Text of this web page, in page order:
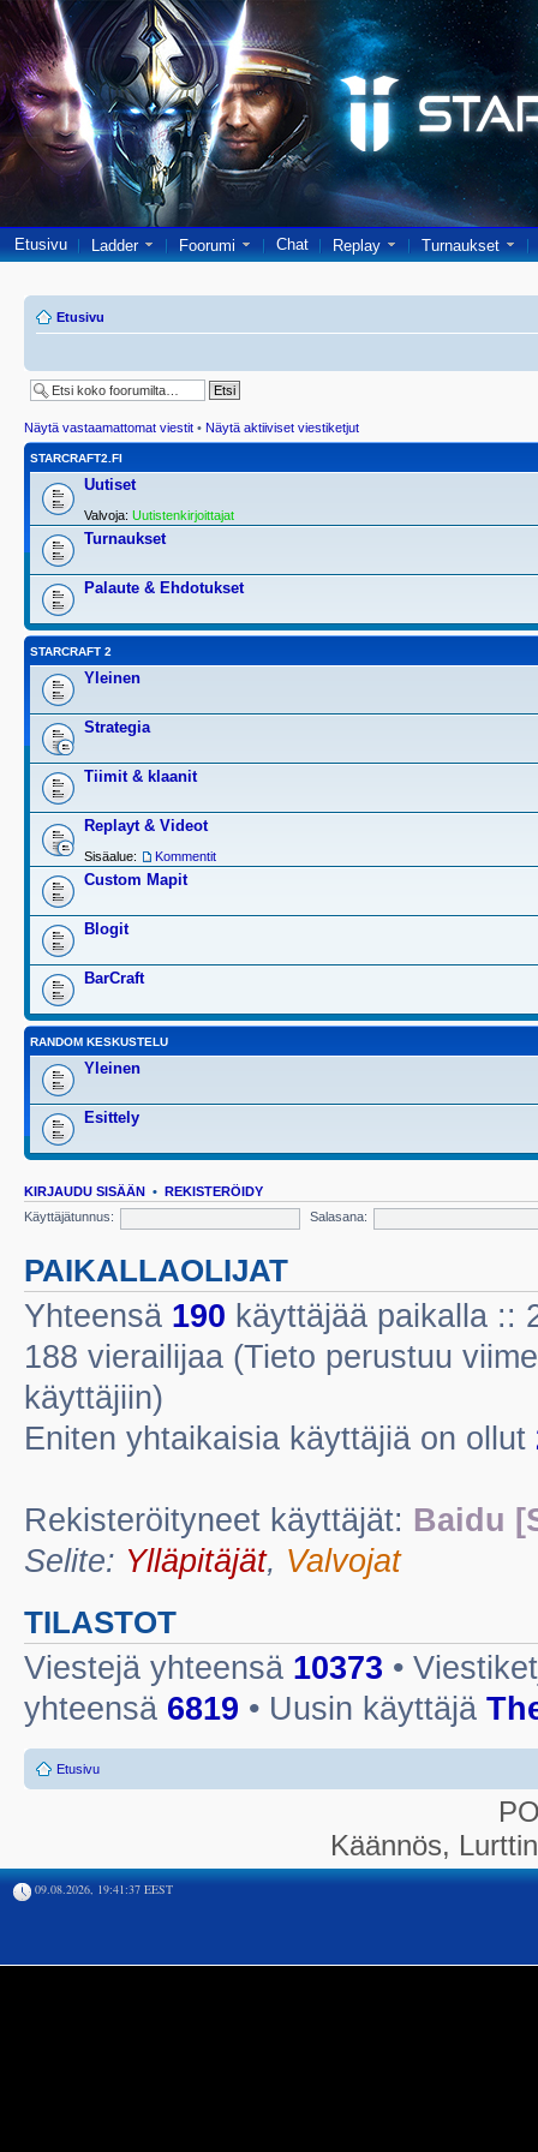
Etusivu Ladder Foorumi Chat Replay Turnaukset
Etusivu
Näytä vastaamattomat viestit • Näytä aktiiviset viestiketjut
STARCRAFT2.FI
Uutiset
Valvoja: Uutistenkirjoittajat
Turnaukset
Palaute & Ehdotukset
STARCRAFT 2
Yleinen
Strategia
Tiimit & klaanit
Replayt & Videot
Sisäalue: Kommentit
Custom Mapit
Blogit
BarCraft
RANDOM KESKUSTELU
Yleinen
Esittely
KIRJAUDU SISÄÄN • REKISTERÖIDY
Käyttäjätunnus:
Salasana:
PAIKALLAOLIJAT
Yhteensä 190 käyttäjää paikalla ::
188 vierailijaa (Tieto perustuu
käyttäjiin)
Eniten yhtaikaisia käyttäjiä on ollut
Rekisteröityneet käyttäjät: Baidu
Selite: Ylläpitäjät, Valvojat
TILASTOT
Viestejä yhteensä 10373 •
yhteensä 6819 • Uusin käyttäjä
Etusivu
Käännös,
09.08.2026, 19:41:37 EEST